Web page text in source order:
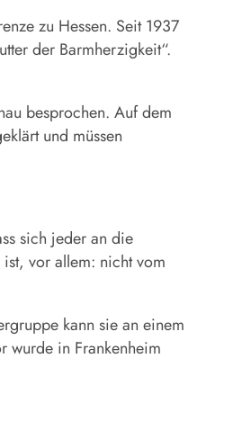
zu Hessen. Seit 1937
der Barmherzigkeit“.
besprochen. Auf dem
und müssen
sich jeder an die
vor allem: nicht vom
kann sie an einem
wurde in Frankenheim